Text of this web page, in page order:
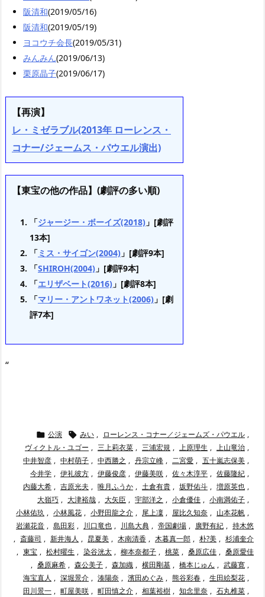
阪清和(2019/05/16)
阪清和(2019/05/19)
ヨコウチ会長(2019/05/31)
みんみん(2019/06/13)
栗原晶子(2019/06/17)
【再演】
レ・ミゼラブル(2013年 ローレンス・
コナー/ジェームス・パウエル演出)
【東宝の他の作品】(劇評の多い順)
「ジャージー・ボーイズ(2018) 」[劇評
13本]
「ミス・サイゴン(2004) 」[劇評9本]
「SHIROH(2004) 」[劇評9本]
「エリザベート(2016) 」[劇評8本]
「マリー・アントワネット(2006) 」[劇
評7本]
“
 公演  みい , ローレンス・コナー／ジェームズ・パウエル ,
ヴィクトル・ユゴー , 三上莉衣菜 , 三浦宏規 , 上原理生 , 上山竜治 ,
中井智彦 , 中村萌子 , 中西勝之 , 丹宗立峰 , 二宮愛 , 五十嵐志保美 ,
今井学 , 伊礼彼方 , 伊藤俊彦 , 伊藤美咲 , 佐々木淳平 , 佐藤隆紀 ,
内藤大希 , 吉原光夫 , 唯月ふうか , 土倉有貴 , 坂野佑斗 , 増原英也 ,
大嶺巧 , 大津裕哉 , 大矢臣 , 宇部洋之 , 小倉優佳 , 小南満佑子 ,
小林佑玖 , 小林風花 , 小野田龍之介 , 尾上凜 , 屋比久知奈 , 山本花帆 ,
岩瀬花音 , 島田彩 , 川口竜也 , 川島大典 , 帝国劇場 , 廣野有紀 , 持木悠
, 斎藤司 , 新井海人 , 昆夏美 , 木南清香 , 木暮真一郎 , 朴?美 , 杉浦奎介
, 東宝 , 松村曜生 , 染谷洸太 , 柳本奈都子 , 桃菜 , 桑原広佳 , 桑原愛佳
, 桑原麻希 , 森公美子 , 森加織 , 横田剛基 , 橋本じゅん , 武藤寛 ,
海宝直人 , 深堀景介 , 湊陽奈 , 濱田めぐみ , 熊谷彩春 , 生田絵梨花 ,
田川景一 , 町屋美咲 , 町田慎之介 , 相葉裕樹 , 知念里奈 , 石丸椎菜 ,